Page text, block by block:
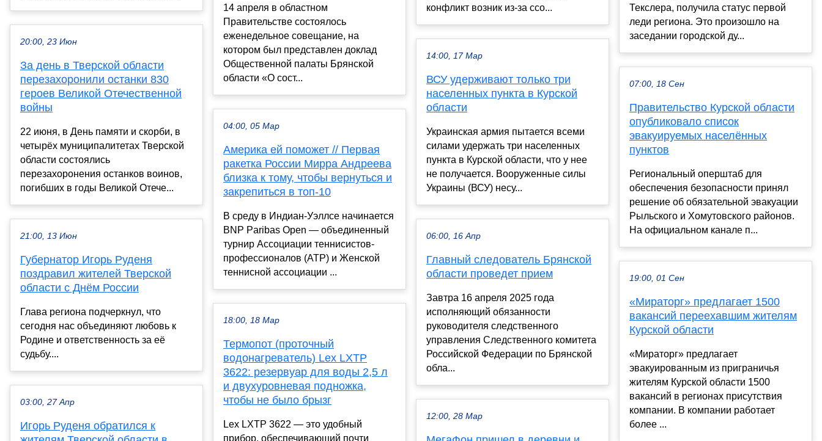
20:00, 23 Июн
За день в Тверской области
перезахоронили останки 830
героев Великой Отечественной
войны
22 июня, в День памяти и скорби, в
четырёх муниципалитетах Тверской
области состоялись
перезахоронения останков воинов,
погибших в годы Великой Отече...
21:00, 13 Июн
Губернатор Игорь Руденя
поздравил жителей Тверской
области с Днём России
Глава региона подчеркнул, что
сегодня нас объединяют любовь к
Родине и ответственность за её
судьбу....
03:00, 27 Апр
Игорь Руденя обратился к
14 апреля в областном
Правительстве состоялось
еженедельное совещание, на
котором был представлен доклад
Общественной палаты Брянской
области «О сост...
04:00, 05 Мар
Америка ей поможет // Первая
ракетка России Мирра Андреева
близка к тому, чтобы вернуться и
закрепиться в топ-10
В среду в Индиан-Уэллсе начинается
BNP Paribas Open — объединенный
турнир Ассоциации теннисистов-
профессионалов (АТР) и Женской
теннисной ассоциации ...
18:00, 18 Мар
Термопот (проточный
водонагреватель) Lex LXTP
3622: резервуар для воды 2,5 л
и двухуровневая подножка,
чтобы не было брызг
Lex LXTP 3622 — это удобный
прибор, обеспечивающий почти
конфликт возник из-за ссо...
14:00, 17 Мар
ВСУ удерживают только три
населенных пункта в Курской
области
Украинская армия пытается всеми
силами удержать три населенных
пункта в Курской области, что у нее
не получается. Вооруженные силы
Украины (ВСУ) несу...
06:00, 16 Апр
Главный следователь Брянской
области проведет прием
Завтра 16 апреля 2025 года
исполняющий обязанности
руководителя следственного
управления Следственного комитета
Российской Федерации по Брянской
обла...
12:00, 28 Мар
Текслера, получила статус первой
леди региона. Это произошло на
заседании городской ду...
07:00, 18 Сен
Правительство Курской области
опубликовало список
эвакуируемых населённых
пунктов
Региональный оперштаб для
обеспечения безопасности принял
решение об обязательной эвакуации
Рыльского и Хомутовского районов.
На официальном канале п...
19:00, 01 Сен
«Мираторг» предлагает 1500
вакансий переехавшим жителям
Курской области
«Мираторг» предлагает
эвакуированным из приграничья
жителям Курской области 1500
вакансий в регионах присутствия
компании. В компании работает
более ...